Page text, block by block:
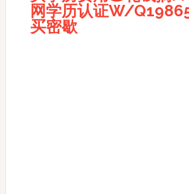
网学历认证W/
买密歇